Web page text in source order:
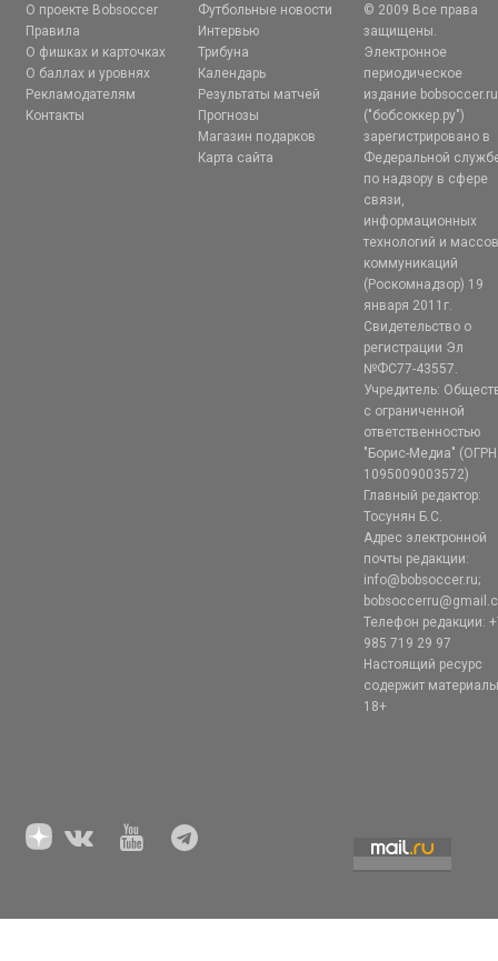
О проекте Bobsoccer
Правила
О фишках и карточках
О баллах и уровнях
Рекламодателям
Контакты
Футбольные новости
Интервью
Трибуна
Календарь
Результаты матчей
Прогнозы
Магазин подарков
Карта сайта
© 2009 Все права
защищены.
Электронное
периодическое
издание bobsoccer.ru
("бобсоккер.ру")
зарегистрировано в
Федеральной
по надзору в сфере
связи,
информационных
технологий и
коммуникаций
(Роскомнадзор) 19
января 2011г.
Свидетельство о
регистрации Эл
№ФС77-43557.
Учредитель:
с ограниченной
ответственностью
"Борис-Медиа" (ОГРН
1095009003572)
Главный редактор:
Тосунян Б.С.
Адрес электронной
почты редакции:
info@bobsoccer.ru;
Телефон редакции:
985 719 29 97
Настоящий ресурс
содержит
18+